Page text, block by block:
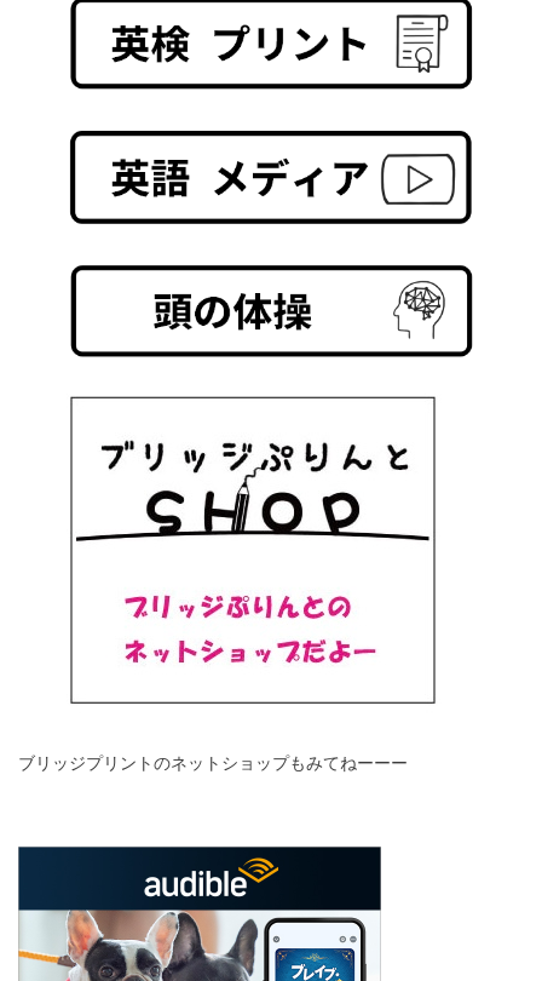
ブリッジプリントのネットショップもみてねーーー